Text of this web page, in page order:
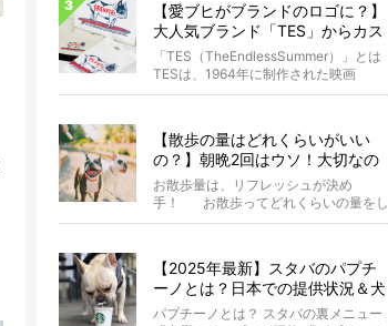
【愛ブヒがブランドのロゴに？】
大人気ブランド「TES」からカス
タムオーダーが誕生！
「TES（TheEndlessSummer）」とは
TESは、1964年に制作された映画
『The...
【散歩の量はどれくらいがいい
の？】朝晩2回はウソ！大切なの
は運動量より「リフレッシュ」〜
お散歩にまつわる疑問FAQつき〜
お散歩量は、リフレッシュが決め
手！ お散歩ってどれくらいの量をし
たらいいのか迷いませんか？ よ...
【2025年最新】スタバのパプチ
ーノとは？日本での提供状況＆犬
同伴OK店舗一覧も紹介！
パプチーノとは？ スタバの裏メニュー